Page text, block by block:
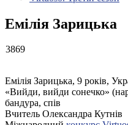
Емілія Зарицька
3869
Емілія Зарицька, 9 років,
«Вийди, вийди сонечко»
бандура, спів
Вчитель Олександра Кутнів